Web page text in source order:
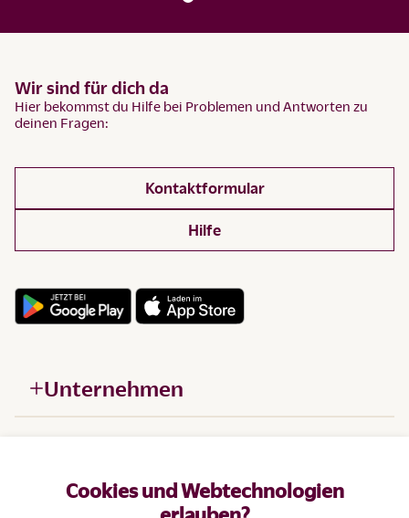
Cookies und Webtechnologien
Wir sind für dich da
Hier bekommst du Hilfe bei Problemen und Antworten zu
deinen Fragen:
Kontaktformular
Hilfe
Unternehmen
Produkte